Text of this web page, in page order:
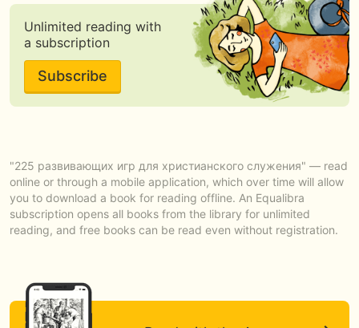
Unlimited reading with
a subscription
Subscribe
"225 развивающих игр для христианского служения" — read
online or through a mobile application, which over time will allow
you to download a book for reading offline. An Equalibra
subscription opens all books from the library for unlimited
reading, and free books can be read even without registration.